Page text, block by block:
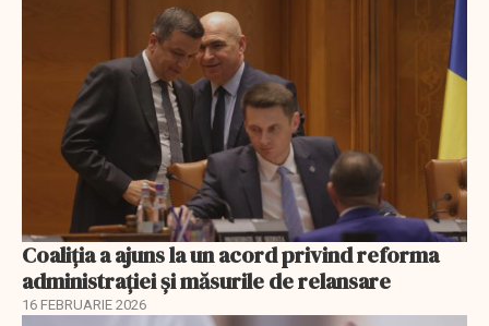
Coaliția a ajuns la un acord privind reforma
administrației și măsurile de relansare
16 FEBRUARIE 2026